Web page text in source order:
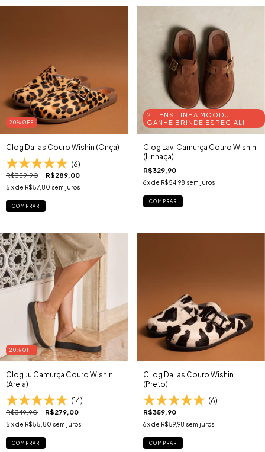
20% OFF
Clog Dallas Couro Wishin (Onça)
(6)
R$359,90 R$289,00
5 x de R$57,80 sem juros
COMPRAR
2 ITENS LINHA MOODU |
GANHE BRINDE ESPECIAL!
Clog Lavi Camurça Couro Wishin
(Linhaça)
R$329,90
6 x de R$54,98 sem juros
COMPRAR
20% OFF
Clog Ju Camurça Couro Wishin
(Areia)
(14)
R$349,90 R$279,00
5 x de R$55,80 sem juros
COMPRAR
CLog Dallas Couro Wishin
(Preto)
(6)
R$359,90
6 x de R$59,98 sem juros
COMPRAR